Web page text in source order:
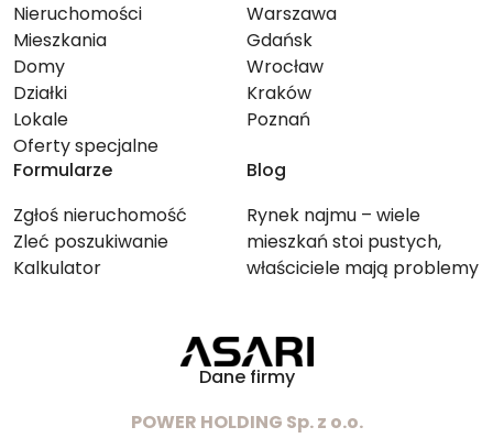
Nieruchomości
Mieszkania
Domy
Działki
Lokale
Oferty specjalne
Warszawa
Gdańsk
Wrocław
Kraków
Poznań
Formularze
Zgłoś nieruchomość
Zleć poszukiwanie
Kalkulator
Blog
Rynek najmu – wiele
mieszkań stoi pustych,
właściciele mają problemy
Dane firmy
POWER HOLDING Sp. z o.o.